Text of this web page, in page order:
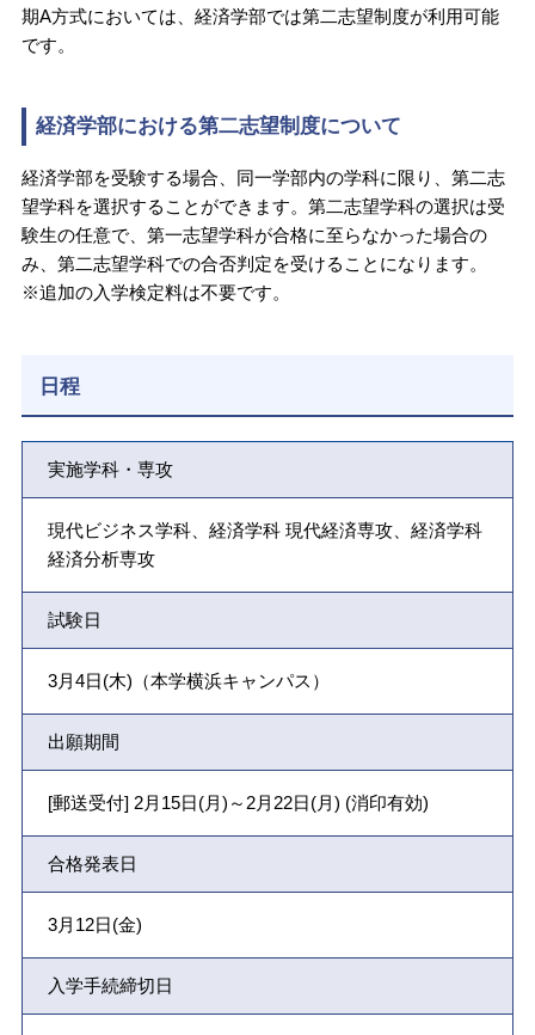
期A方式においては、経済学部では第二志望制度が利用可能
です。
経済学部における第二志望制度について
経済学部を受験する場合、同一学部内の学科に限り、第二志
望学科を選択することができます。第二志望学科の選択は受
験生の任意で、第一志望学科が合格に至らなかった場合の
み、第二志望学科での合否判定を受けることになります。
※追加の入学検定料は不要です。
日程
実施学科・専攻
現代ビジネス学科、経済学科 現代経済専攻、経済学科
経済分析専攻
試験日
3月4日(木)（本学横浜キャンパス）
出願期間
[郵送受付] 2月15日(月)～2月22日(月) (消印有効)
合格発表日
3月12日(金)
入学手続締切日